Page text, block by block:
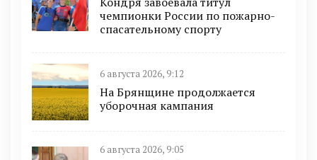
чемпионки России по пожарно-
спасательному спорту
6 августа 2026, 9:12
На Брянщине продолжается
уборочная кампания
6 августа 2026, 9:05